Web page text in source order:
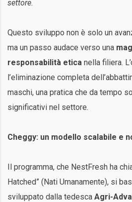
settore.
Questo sviluppo non è solo un
ma un passo audace verso una
responsabilità etica nella filiera.
l’eliminazione completa
maschi, una pratica che da tempo
significativi nel settore.
Cheggy: un modello scalabile e
Il programma, che NestFresh ha
Hatched” (Nati Umanamente), si
sviluppato dalla tedesca Agri-